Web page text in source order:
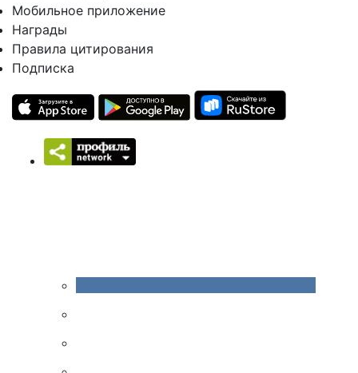
Мобильное приложение
Награды
Правила цитирования
Подписка